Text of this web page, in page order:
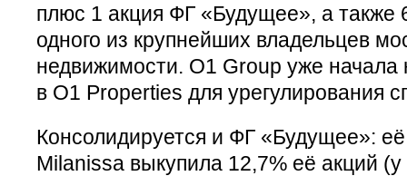
плюс 1 акция ФГ «Будущее», а также
одного из крупнейших владельцев
недвижимости. O1 Group уже начала
в О1 Properties для урегулирования
Консолидируется и ФГ «Будущее»:
Milanissa выкупила 12,7% её акций (у